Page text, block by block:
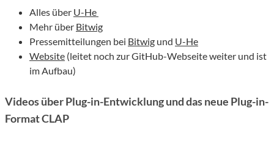
Alles über U-He
Mehr über Bitwig
Pressemitteilungen bei Bitwig und U-He
Website (leitet noch zur GitHub-Webseite weiter und ist
im Aufbau)
Videos über Plug-in-Entwicklung und das neue Plug-in-
Format CLAP